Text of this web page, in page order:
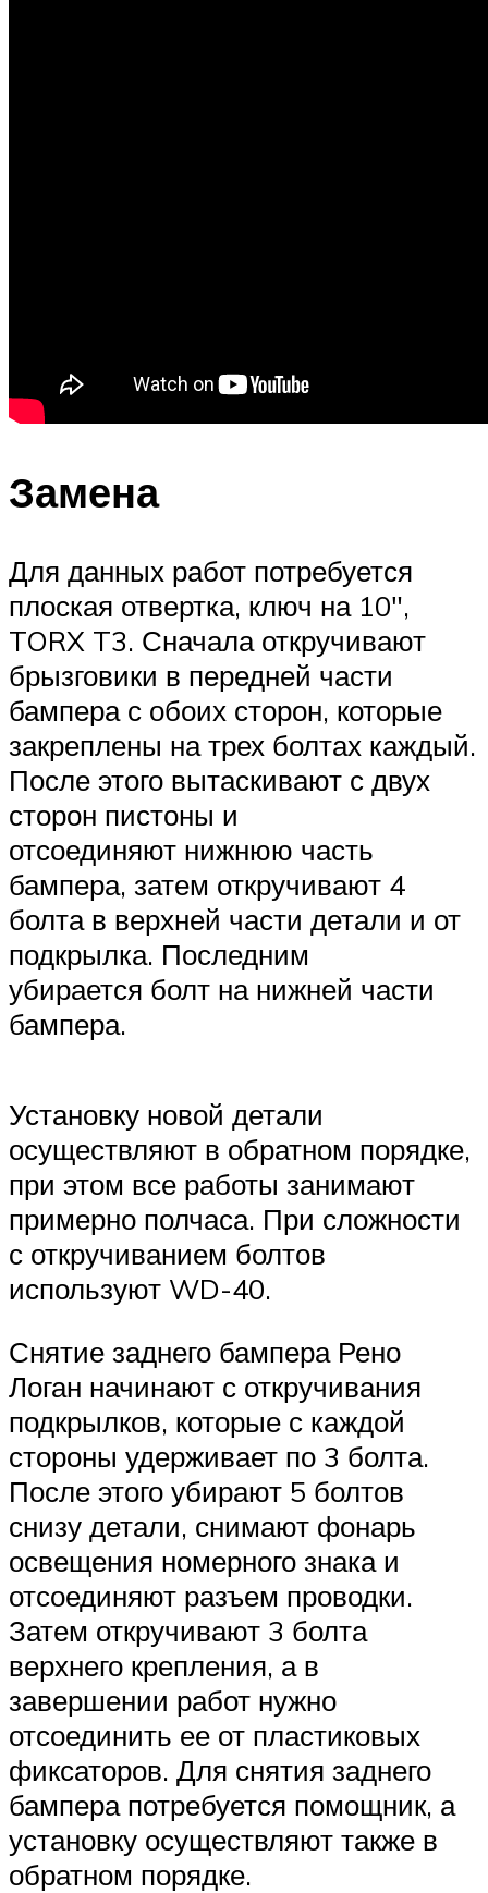
Замена
Для данных работ потребуется
плоская отвертка, ключ на 10″,
TORX T3. Сначала откручивают
брызговики в передней части
бампера с обоих сторон, которые
закреплены на трех болтах каждый.
После этого вытаскивают с двух
сторон пистоны и
отсоединяют нижнюю часть
бампера, затем откручивают 4
болта в верхней части детали и от
подкрылка. Последним
убирается болт на нижней части
бампера.
Установку новой детали
осуществляют в обратном порядке,
при этом все работы занимают
примерно полчаса. При сложности
с откручиванием болтов
используют WD-40.
Снятие заднего бампера Рено
Логан начинают с откручивания
подкрылков, которые с каждой
стороны удерживает по 3 болта.
После этого убирают 5 болтов
снизу детали, снимают фонарь
освещения номерного знака и
отсоединяют разъем проводки.
Затем откручивают 3 болта
верхнего крепления, а в
завершении работ нужно
отсоединить ее от пластиковых
фиксаторов. Для снятия заднего
бампера потребуется помощник, а
установку осуществляют также в
обратном порядке.